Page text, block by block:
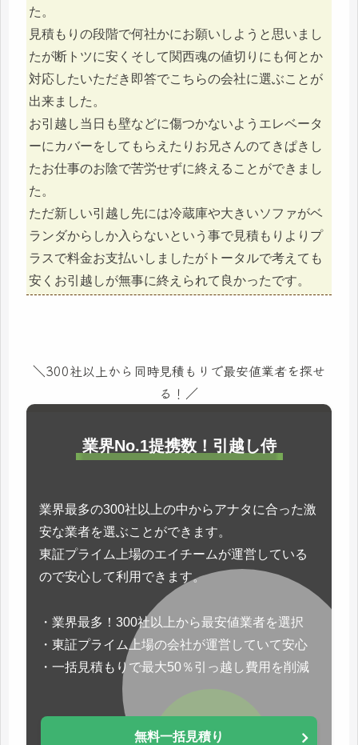
た。
見積もりの段階で何社かにお願いしようと思いまし
たが断トツに安くそして関西魂の値切りにも何とか
対応したいただき即答でこちらの会社に選ぶことが
出来ました。
お引越し当日も壁などに傷つかないようエレベータ
ーにカバーをしてもらえたりお兄さんのてきぱきし
たお仕事のお陰で苦労せずに終えることができまし
た。
ただ新しい引越し先には冷蔵庫や大きいソファがベ
ランダからしか入らないという事で見積もりよりプ
ラスで料金お支払いしましたがトータルで考えても
安くお引越しが無事に終えられて良かったです。
＼300社以上から同時見積もりで最安値業者を探せ
る！／
業界No.1提携数！引越し侍
業界最多の300社以上の中からアナタに合った激
安な業者を選ぶことができます。
東証プライム上場のエイチームが運営している
ので安心して利用できます。
・業界最多！300社以上から最安値業者を選択
・東証プライム上場の会社が運営していて安心
・一括見積もりで最大50％引っ越し費用を削減
無料一括見積り